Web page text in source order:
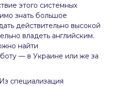
этого системных
знать большое
действительно высокой
владеть английским.
найти
— в Украине или же за
специализация